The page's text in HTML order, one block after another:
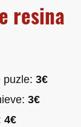
resina
puzle: 3€
3€
4€